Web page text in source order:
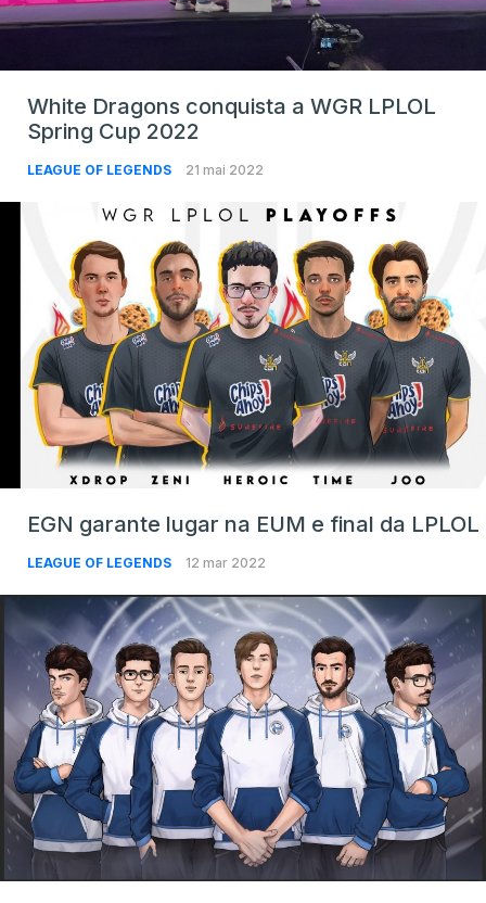
White Dragons conquista a WGR LPLOL
Spring Cup 2022
LEAGUE OF LEGENDS 21 mai 2022
EGN garante lugar na EUM e final da LPLOL
LEAGUE OF LEGENDS 12 mar 2022